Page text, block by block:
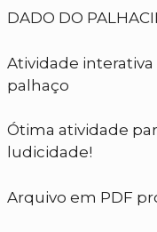
DADO DO
Atividade
palhaço
Ótima atividade
ludicidade!
Arquivo em PDF